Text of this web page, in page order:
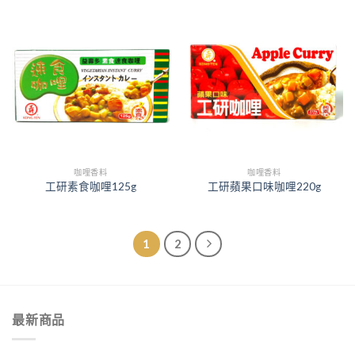
咖哩香料
工研素食咖哩125g
咖哩香料
工研蘋果口味咖哩220g
1 2
最新商品